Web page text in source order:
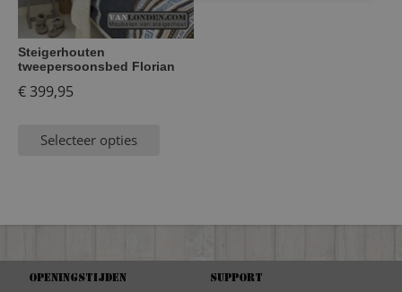
Steigerhouten
tweepersoonsbed Florian
€399,95
Selecteer opties
Openingstijden Support